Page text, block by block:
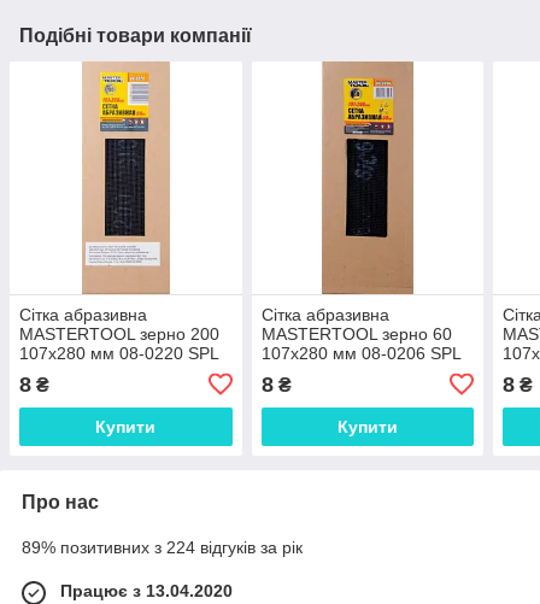
Подібні товари компанії
Сітка абразивна
MASTERTOOL зерно 200
107х280 мм 08-0220 SPL
8 ₴
Купити
Сітка абразивна
MASTERTOOL зерно 60
107х280 мм 08-0206 SPL
8₴
Купити
8 ₴
Про нас
89% позитивних з 224 відгуків за рік
Працює з 13.04.2020